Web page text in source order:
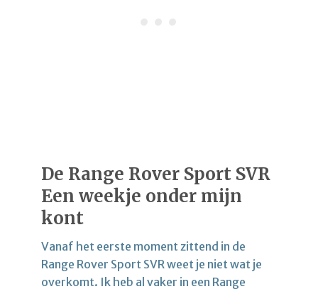
De Range Rover Sport SVR
Een weekje onder mijn
kont
Vanaf het eerste moment zittend in de
Range Rover Sport SVR weet je niet wat je
overkomt. Ik heb al vaker in een Range